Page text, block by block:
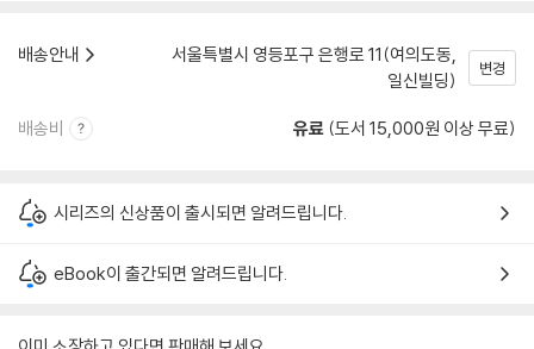
배송안내
서울특별시 영등포구 은행로 11(여의도동,
일신빌딩)
변경
배송비 유료 (도서 15,000원 이상 무료)
시리즈의 신상품이 출시되면 알려드립니다.
eBook이 출간되면 알려드립니다.